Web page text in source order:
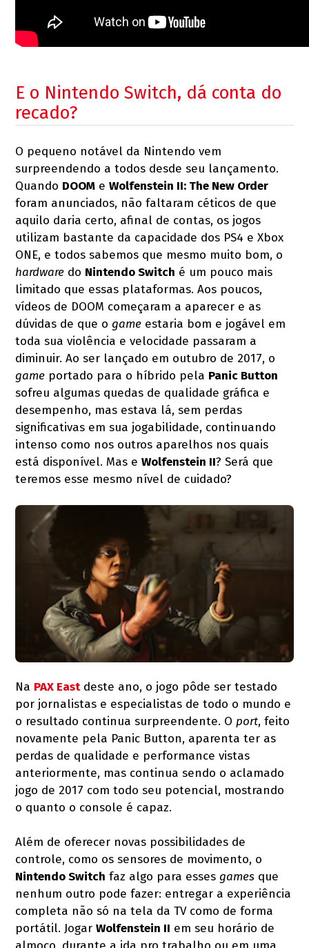
E o Nintendo Switch, dá conta do
recado?
O pequeno notável da Nintendo vem
surpreendendo a todos desde seu lançamento.
Quando DOOM eWolfenstein II: The New Order
foram anunciados, não faltaram céticos de que
aquilo daria certo, afinal de contas, os jogos
utilizam bastante da capacidade dos PS4 e Xbox
ONE, e todos sabemos que mesmo muito bom, o
hardware do Nintendo Switch é um pouco mais
limitado que essas plataformas. Aos poucos,
vídeos de DOOM começaram a aparecer e as
dúvidas de que ogame estaria bom e jogável em
toda sua violência e velocidade passaram a
diminuir. Ao ser lançado em outubro de 2017, o
game portado para o híbrido pela Panic Button
sofreu algumas quedas de qualidade gráfica e
desempenho, mas estava lá, sem perdas
significativas em sua jogabilidade, continuando
intenso como nos outros aparelhos nos quais
está disponível. Mas eWolfenstein II? Será que
teremos esse mesmo nível de cuidado?
Na PAX Eastdeste ano, o jogo pôde ser testado
por jornalistas e especialistas de todo o mundo e
o resultado continua surpreendente. O port, feito
novamente pela Panic Button, aparenta ter as
perdas de qualidade e performance vistas
anteriormente, mas continua sendo o aclamado
jogo de 2017 com todo seu potencial, mostrando
o quanto o console é capaz.
Além de oferecer novas possibilidades de
controle, como os sensores de movimento, o
Nintendo Switch faz algo para essesgames que
nenhum outro pode fazer: entregar a experiência
completa não só na tela da TV como de forma
portátil. JogarWolfenstein II em seu horário de